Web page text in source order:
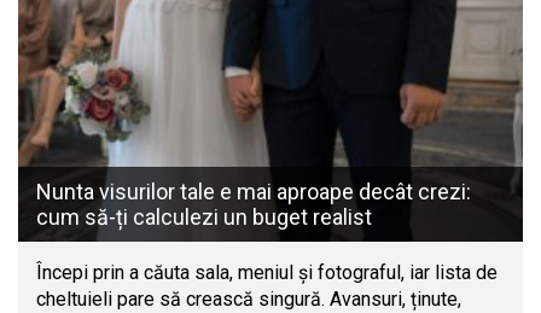
Nunta visurilor tale e mai aproape decât crezi:
cum să-ți calculezi un buget realist
Începi prin a căuta sala, meniul și fotograful, iar lista de
cheltuieli pare să crească singură. Avansuri, ținute,